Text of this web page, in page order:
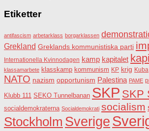
Etiketter
antifascism arbetarklass borgarklassen
Grekland Greklands kommunistiska parti
Internationella Kvinnodagen kamp kapitalet
klassamarbete klasskamp kommunism KP krig Kuba
NATO nazism opportunism Palestina PAME
Klubb 111 SEKO Tunnelbanan SKP SKP
socialdemokraterna Socialdemokrati socialism
Stockholm Sverige